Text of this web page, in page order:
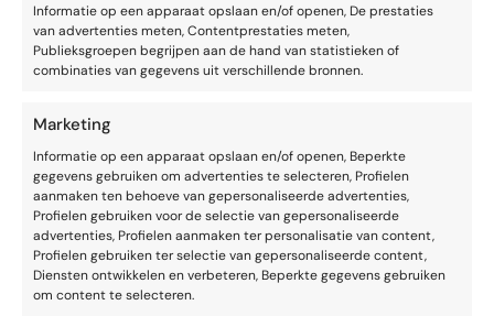
Informatie op een apparaat opslaan en/of openen, De prestaties
van advertenties meten, Contentprestaties meten,
Publieksgroepen begrijpen aan de hand van statistieken of
combinaties van gegevens uit verschillende bronnen.
Marketing
Informatie op een apparaat opslaan en/of openen, Beperkte
gegevens gebruiken om advertenties te selecteren, Profielen
aanmaken ten behoeve van gepersonaliseerde advertenties,
Profielen gebruiken voor de selectie van gepersonaliseerde
advertenties, Profielen aanmaken ter personalisatie van content,
Profielen gebruiken ter selectie van gepersonaliseerde content,
Diensten ontwikkelen en verbeteren, Beperkte gegevens gebruiken
om content te selecteren.
VAARDIGHEDEN SPREKEN EN OVERTUIGEN
Een goede PowerPoint-presentatie